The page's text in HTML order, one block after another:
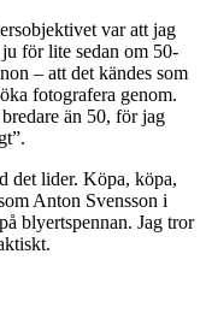
var att jag
för lite sedan om 50-
– att det kändes som
fotografera genom.
än 50, för jag
det lider. Köpa, köpa,
Anton Svensson i
blyertspennan. Jag tror